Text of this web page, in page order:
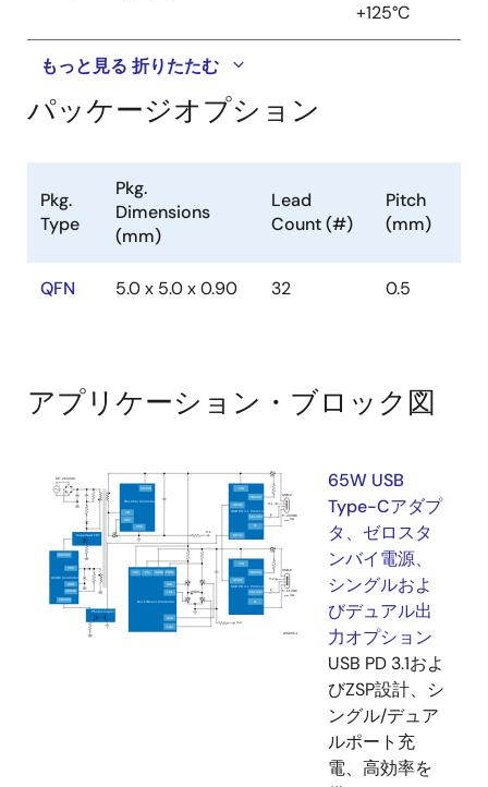
+125°C
もっと見る 折りたたむ
パッケージオプション
Pkg.
Type
Pkg.
Dimensions
(mm)
Lead
Count (#)
Pitch
(mm)
QFN 5.0 x 5.0 x 0.90 32 0.5
アプリケーション・ブロック図
65W USB
Type-Cアダプ
タ、ゼロスタ
ンバイ電源、
シングルおよ
びデュアル出
力オプション
USB PD 3.1およ
びZSP設計、シ
ングル/デュア
ルポート充
電、高効率を